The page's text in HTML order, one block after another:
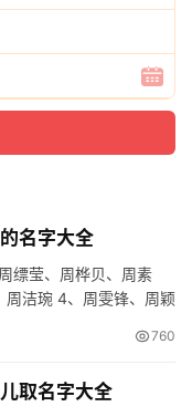
名字大全
缥莹、周桦贝、周素
周洁琬 4、周雯锋、周颖
760
取名字大全